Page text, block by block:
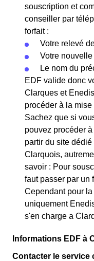
souscription et
conseiller par
forfait :
Votre relevé
Votre
Le nom du
EDF valide donc
Clarques et
procéder à la
Sachez que si
pouvez procéder
partir du site
Clarquois,
savoir : Pour
faut passer par un
Cependant pour
uniquement
s'en charge a
Informations EDF à
Contacter le service